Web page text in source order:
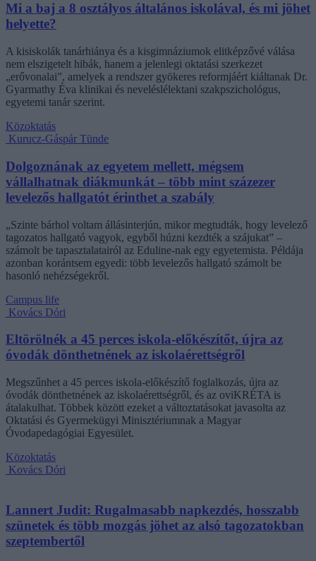
Mi a baj a 8 osztályos általános iskolával, és mi jöhet
helyette?
A kisiskolák tanárhiánya és a kisgimnáziumok elitképzővé válása
nem elszigetelt hibák, hanem a jelenlegi oktatási szerkezet
„erővonalai”, amelyek a rendszer gyökeres reformjáért kiáltanak Dr.
Gyarmathy Éva klinikai és neveléslélektani szakpszichológus,
egyetemi tanár szerint.
Közoktatás
Kurucz-Gáspár Tünde
Dolgoznának az egyetem mellett, mégsem
vállalhatnak diákmunkát – több mint százezer
levelezős hallgatót érinthet a szabály
„Szinte bárhol voltam állásinterjún, mikor megtudták, hogy levelező
tagozatos hallgató vagyok, egyből húzni kezdték a szájukat” –
számolt be tapasztalatairól az Eduline-nak egy egyetemista. Példája
azonban korántsem egyedi: több levelezős hallgató számolt be
hasonló nehézségekről.
Campus life
Kovács Dóri
Eltörölnék a 45 perces iskola-előkészítőt, újra az
óvodák dönthetnének az iskolaérettségről
Megszűnhet a 45 perces iskola-előkészítő foglalkozás, újra az
óvodák dönthetnének az iskolaérettségről, és az oviKRÉTA is
átalakulhat. Többek között ezeket a változtatásokat javasolta az
Oktatási és Gyermekügyi Minisztériumnak a Magyar
Óvodapedagógiai Egyesület.
Közoktatás
Kovács Dóri
Lannert Judit: Rugalmasabb napkezdés, hosszabb
szünetek és több mozgás jöhet az alsó tagozatokban
szeptembertől